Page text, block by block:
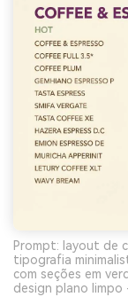
Prompt: layout de
tipografia
com seções em
design plano limpo